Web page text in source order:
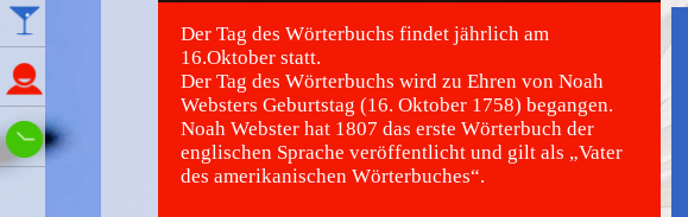
Namenstage
Wie spät ist es?
Der Tag des Wörterbuchs findet jährlich am
16.Oktober statt.
Der Tag des Wörterbuchs wird zu Ehren von Noah
Websters Geburtstag (16. Oktober 1758) begangen.
Noah Webster hat 1807 das erste Wörterbuch der
englischen Sprache veröffentlicht und gilt als „Vater
des amerikanischen Wörterbuches“.